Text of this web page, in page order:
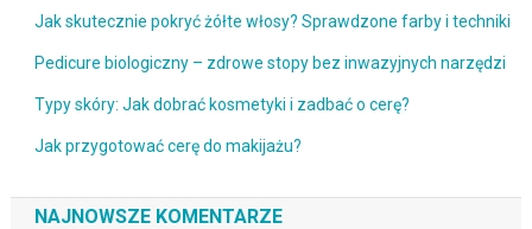
Jak skutecznie pokryć żółte włosy? Sprawdzone farby i techniki
Pedicure biologiczny – zdrowe stopy bez inwazyjnych narzędzi
Typy skóry: Jak dobrać kosmetyki i zadbać o cerę?
Jak przygotować cerę do makijażu?
NAJNOWSZE KOMENTARZE